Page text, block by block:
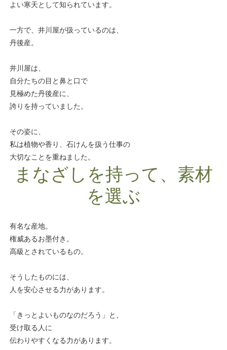
よい寒天として知られています。
一方で、井川屋が扱っているのは、
丹後産。
井川屋は、
自分たちの目と鼻と口で
見極めた丹後産に、
誇りを持っていました。
その姿に、
私は植物や香り、石けんを扱う仕事の
大切なことを重ねました。
まなざしを持って、素材
を選ぶ
有名な産地。
権威あるお墨付き。
高級とされているもの。
そうしたものには、
人を安心させる力があります。
「きっとよいものなのだろう」と、
受け取る人に
伝わりやすくなる力があります。